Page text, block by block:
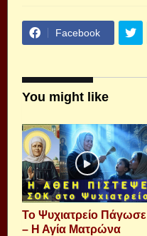
Facebook
You might like
Το Ψυχιατρείο Πάγωσε
– Η Αγία Ματρώνα